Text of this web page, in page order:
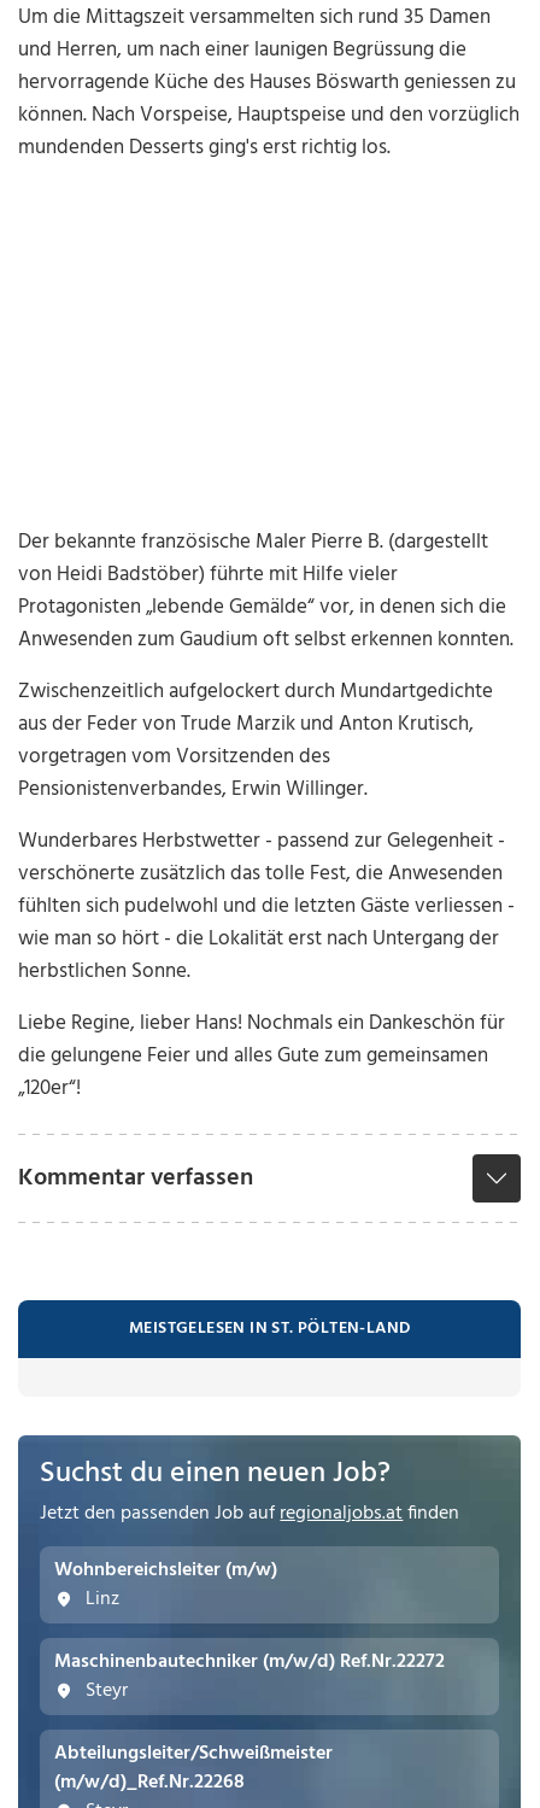
Um die Mittagszeit versammelten sich rund 35 Damen
und Herren, um nach einer launigen Begrüssung die
hervorragende Küche des Hauses Böswarth geniessen zu
können. Nach Vorspeise, Hauptspeise und den vorzüglich
mundenden Desserts ging's erst richtig los.
Der bekannte französische Maler Pierre B. (dargestellt
von Heidi Badstöber) führte mit Hilfe vieler
Protagonisten „lebende Gemälde“ vor, in denen sich die
Anwesenden zum Gaudium oft selbst erkennen konnten.
Zwischenzeitlich aufgelockert durch Mundartgedichte
aus der Feder von Trude Marzik und Anton Krutisch,
vorgetragen vom Vorsitzenden des
Pensionistenverbandes, Erwin Willinger.
Wunderbares Herbstwetter - passend zur Gelegenheit -
verschönerte zusätzlich das tolle Fest, die Anwesenden
fühlten sich pudelwohl und die letzten Gäste verliessen -
wie man so hört - die Lokalität erst nach Untergang der
herbstlichen Sonne.
Liebe Regine, lieber Hans! Nochmals ein Dankeschön für
die gelungene Feier und alles Gute zum gemeinsamen
„120er“!
Kommentar verfassen
MEISTGELESEN IN ST. PÖLTEN-LAND
Suchst du einen neuen Job?
Jetzt den passenden Job aufregionaljobs.atfinden
Wohnbereichsleiter (m/w)
Linz
Maschinenbautechniker (m/w/d) Ref.Nr.22272
Steyr
Abteilungsleiter/Schweißmeister
(m/w/d)_Ref.Nr.22268